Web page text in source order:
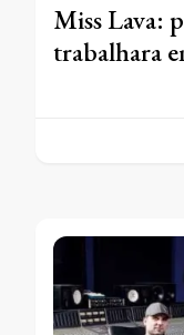
Miss Lava:
trabalhara